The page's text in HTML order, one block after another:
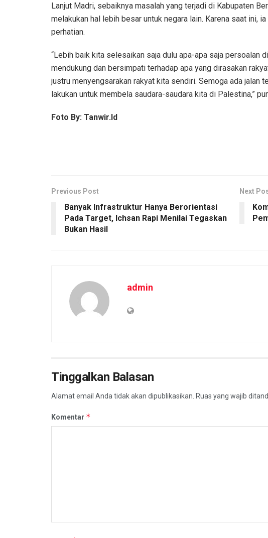
Lanjut Madri, sebaiknya masalah yang terjadi di Kabupaten
melakukan hal lebih besar untuk negara lain. Karena saat ini,
perhatian.
“Lebih baik kita selesaikan saja dulu apa-apa saja persoalan
mendukung dan bersimpati terhadap apa yang dirasakan
justru menyengsarakan rakyat kita sendiri. Semoga ada jalan
lakukan untuk membela saudara-saudara kita di Palestina,”
Foto By: Tanwir.Id
Previous Post
Banyak Infrastruktur Hanya Berorientasi
Pada Target, Ichsan Rapi Menilai Tegaskan
Bukan Hasil
Next
admin
Tinggalkan Balasan
Alamat email Anda tidak akan dipublikasikan. Ruas yang wajib
Komentar *